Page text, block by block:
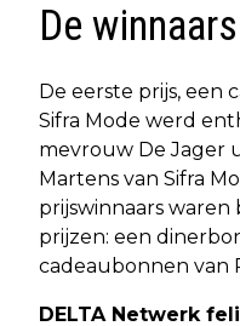
De winnaars
De eerste prijs, een
Sifra Mode werd
mevrouw De Jager
Martens van Sifra
prijswinnaars
prijzen: een
cadeaubonnen van
DELTA Netwerk